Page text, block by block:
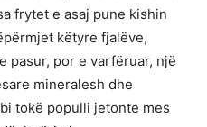
frytet e asaj pune kishin
këtyre fjalëve,
pasur, por e varfëruar, një
mineralesh dhe
tokë populli jetonte mes